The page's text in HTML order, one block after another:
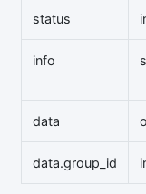
status
info
data
data.group_id